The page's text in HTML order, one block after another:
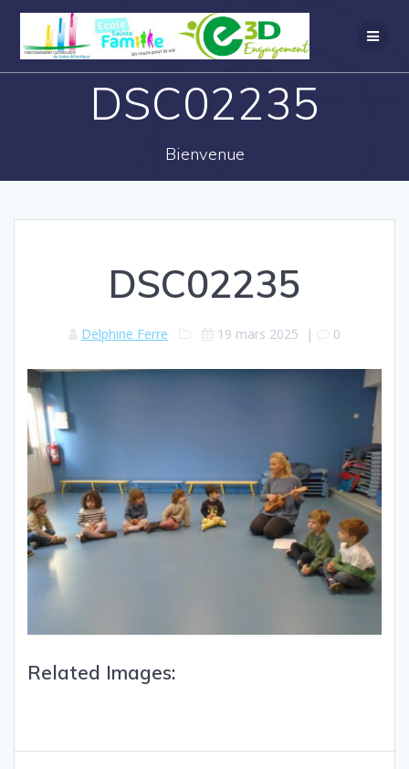
DSC02235
Bienvenue
DSC02235
Delphine Ferre 19 mars 2025 | 0
Related Images: